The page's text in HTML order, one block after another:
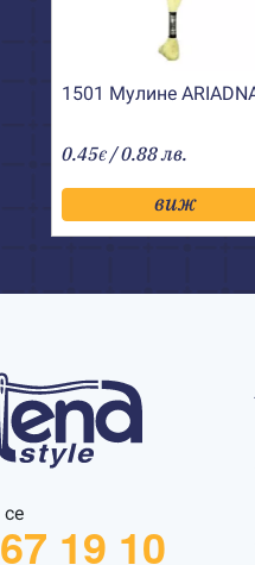
1501 Мулине
0.45€ / 0.88 лв.
виж
19 10